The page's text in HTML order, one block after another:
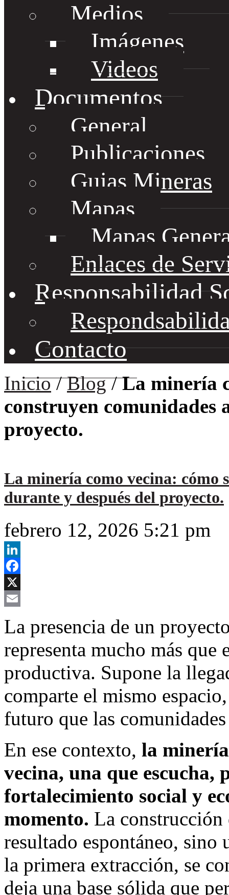
Medios
Imágenes
Videos
Documentos
General
Publicaciones
Guias Mineras
Mapas
Mapas
Enlaces de
Responsabilidad
Contacto
Inicio/Blog/La minería
construyen comunidades
proyecto.
La minería como vecina: cómo
durante y después del proyecto.
febrero 12, 2026 5:21 pm
LinkedIn
Facebook
X
La presencia de un
representa mucho más
productiva. Supone la
comparte el mismo
futuro que las
En ese contexto, la
vecina, una que
fortalecimiento social y
momento. La construcción
resultado espontáneo, sino
la primera extracción, se
deja una base sólida que